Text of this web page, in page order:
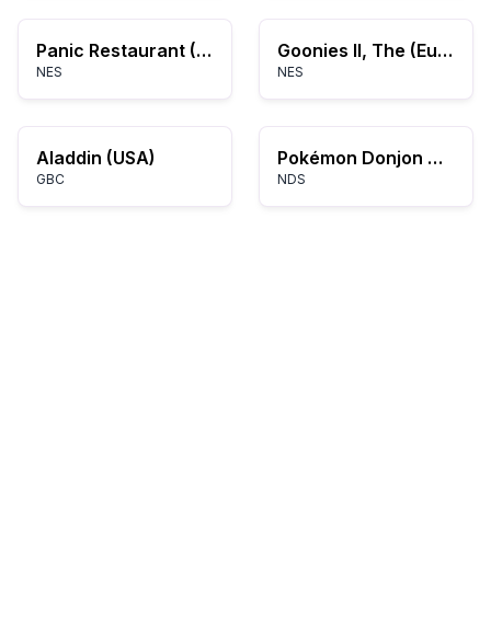
Panic Restaurant (USA)
NES
Goonies II, The (Europe)
NES
Aladdin (USA)
GBC
Pokémon Donjon Mystère : Explorateurs de Fortune
NDS